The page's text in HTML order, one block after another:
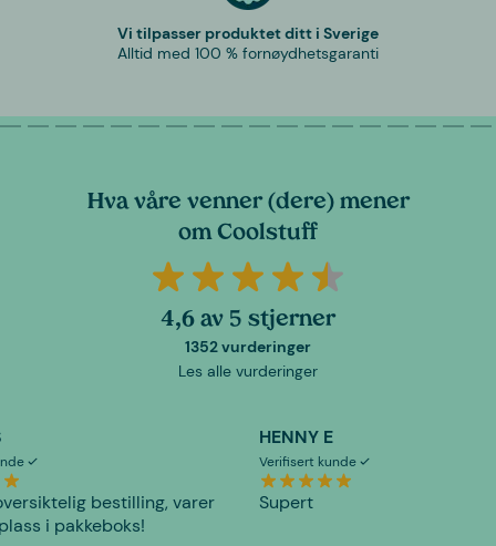
Vi tilpasser produktet ditt i Sverige
Alltid med 100 % fornøydhetsgaranti
Hva våre venner (dere) mener
om Coolstuff
4,6 av 5 stjerner
1352 vurderinger
Les alle vurderinger
bestilling, varer
i pakkeboks!
HENNY E
Verifisert kunde
Supert